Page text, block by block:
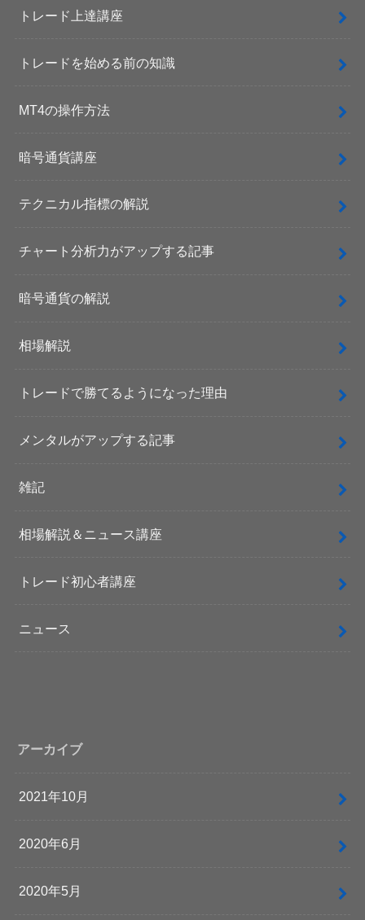
トレード上達講座
トレードを始める前の知識
MT4の操作方法
暗号通貨講座
テクニカル指標の解説
チャート分析力がアップする記事
暗号通貨の解説
相場解説
トレードで勝てるようになった理由
メンタルがアップする記事
雑記
相場解説＆ニュース講座
トレード初心者講座
ニュース
アーカイブ
2021年10月
2020年6月
2020年5月